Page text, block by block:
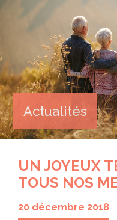
Actualités
UN JOYEUX
TOUS NOS
20 décembre 2018